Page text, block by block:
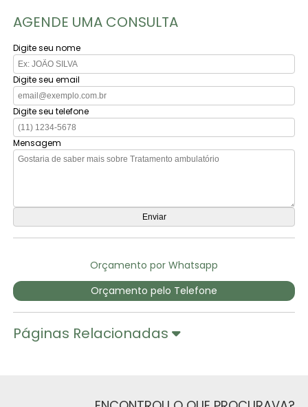
AGENDE UMA CONSULTA
Digite seu nome
Digite seu email
Digite seu telefone
Mensagem
Orçamento por Whatsapp
Orçamento pelo Telefone
Páginas Relacionadas